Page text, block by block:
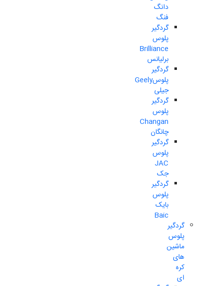
دانگ
فنگ
گردگیر
پلوس
Brilliance
برلیانس
گردگیر
پلوسGeely
جیلی
گردگیر
پلوس
Changan
چانگان
گردگیر
پلوس
JAC
جک
گردگیر
پلوس
بایک
Baic
گردگیر
پلوس
ماشین
های
کره
ای